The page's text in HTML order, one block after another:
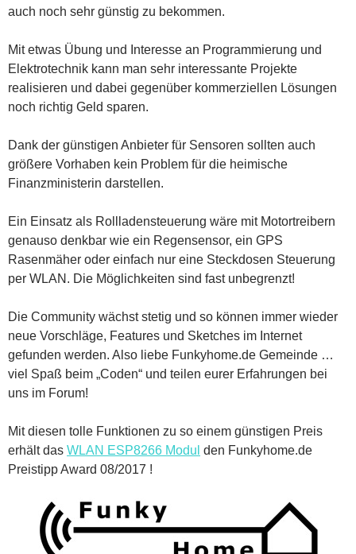
auch noch sehr günstig zu bekommen.
Mit etwas Übung und Interesse an Programmierung und
Elektrotechnik kann man sehr interessante Projekte
realisieren und dabei gegenüber kommerziellen Lösungen
noch richtig Geld sparen.
Dank der günstigen Anbieter für Sensoren sollten auch
größere Vorhaben kein Problem für die heimische
Finanzministerin darstellen.
Ein Einsatz als Rollladensteuerung wäre mit Motortreibern
genauso denkbar wie ein Regensensor, ein GPS
Rasenmäher oder einfach nur eine Steckdosen Steuerung
per WLAN. Die Möglichkeiten sind fast unbegrenzt!
Die Community wächst stetig und so können immer wieder
neue Vorschläge, Features und Sketches im Internet
gefunden werden. Also liebe Funkyhome.de Gemeinde …
viel Spaß beim „Coden“ und teilen eurer Erfahrungen bei
uns im Forum!
Mit diesen tolle Funktionen zu so einem günstigen Preis
erhält das WLAN ESP8266 Modul den Funkyhome.de
Preistipp Award 08/2017 !